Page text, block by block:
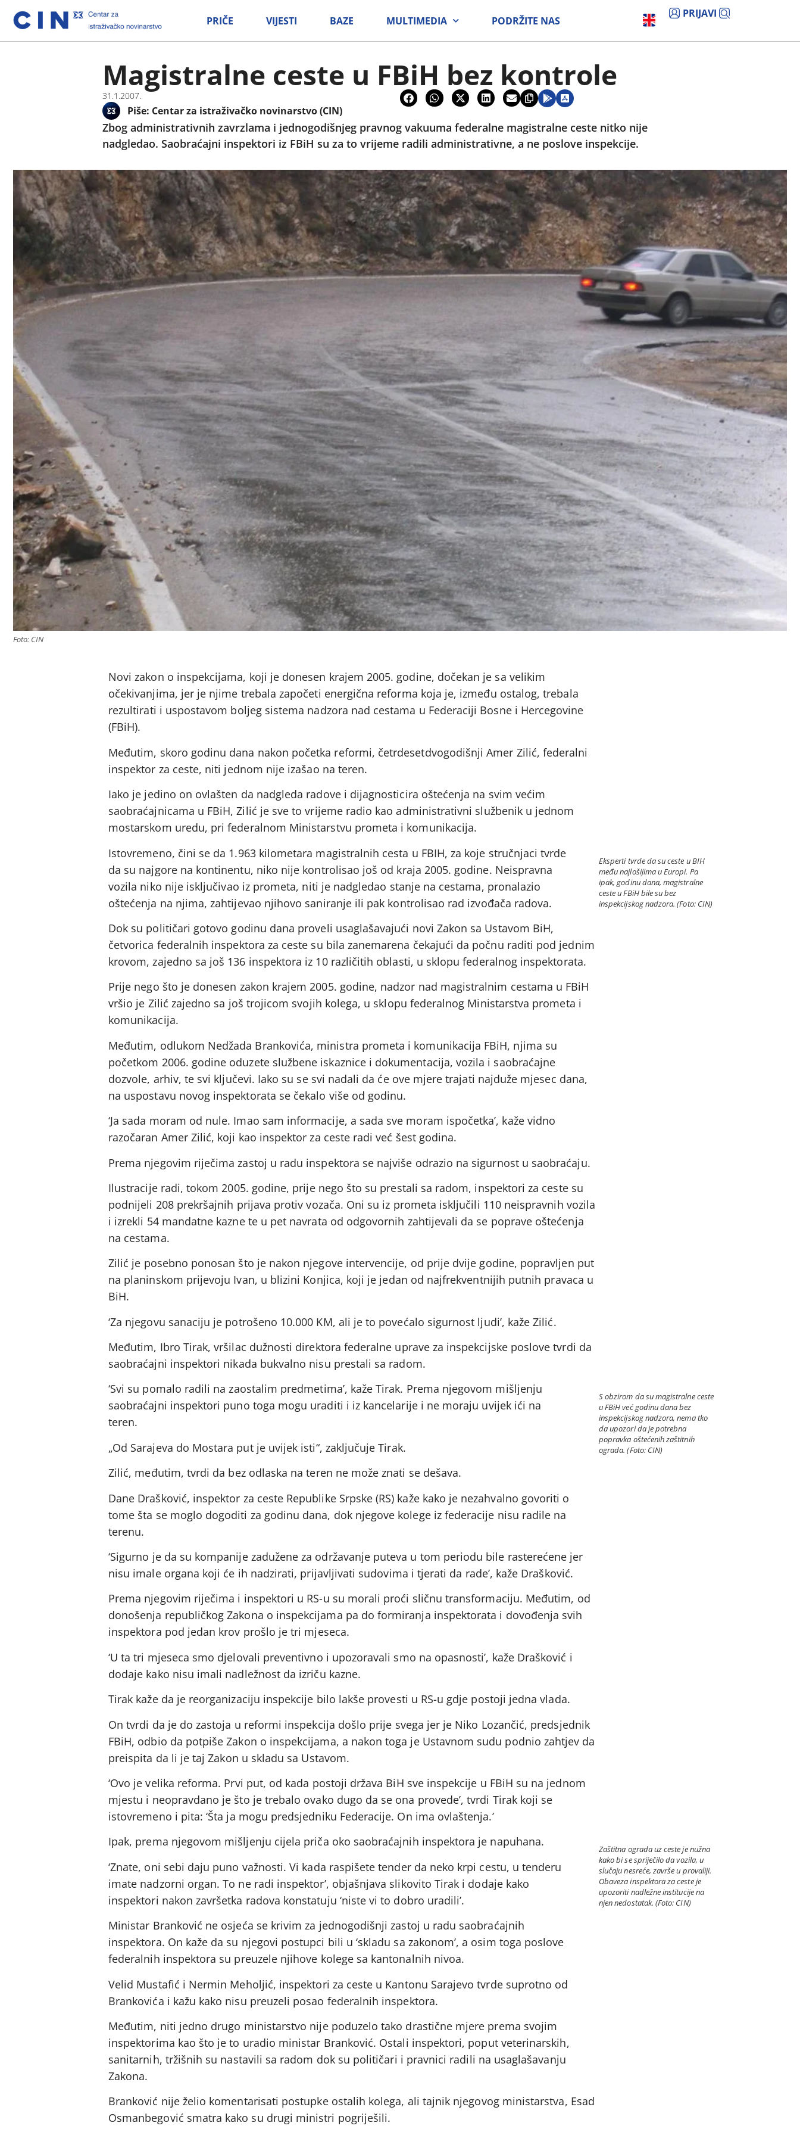
PRIČE VIJESTI BAZE MULTIMEDIA PODRŽITE NAS
PRIJAVI
Magistralne ceste u FBiH bez kontrole
31.1.2007.
Piše: Centar za istraživačko novinarstvo (CIN)
Zbog administrativnih zavrzlama i jednogodišnjeg pravnog vakuuma federalne magistralne ceste nitko nije
nadgledao. Saobraćajni inspektori iz FBiH su za to vrijeme radili administrativne, a ne poslove inspekcije.
Foto: CIN
Novi zakon o inspekcijama, koji je donesen krajem 2005. godine, dočekan je sa velikim
očekivanjima, jer je njime trebala započeti energična reforma koja je, između ostalog, trebala
rezultirati i uspostavom boljeg sistema nadzora nad cestama u Federaciji Bosne i Hercegovine
(FBiH).
Međutim, skoro godinu dana nakon početka reformi, četrdesetdvogodišnji Amer Zilić, federalni
inspektor za ceste, niti jednom nije izašao na teren.
Iako je jedino on ovlašten da nadgleda radove i dijagnosticira oštećenja na svim većim
saobraćajnicama u FBiH, Zilić je sve to vrijeme radio kao administrativni službenik u jednom
mostarskom uredu, pri federalnom Ministarstvu prometa i komunikacija.
Eksperti tvrde da su ceste u BIH
među najlošijima u Europi. Pa
ipak, godinu dana, magistralne
ceste u FBiH bile su bez
inspekcijskog nadzora. (Foto: CIN)
Istovremeno, čini se da 1.963 kilometara magistralnih cesta u FBIH, za koje stručnjaci tvrde
da su najgore na kontinentu, niko nije kontrolisao još od kraja 2005. godine. Neispravna
vozila niko nije isključivao iz prometa, niti je nadgledao stanje na cestama, pronalazio
oštećenja na njima, zahtijevao njihovo saniranje ili pak kontrolisao rad izvođača radova.
Dok su političari gotovo godinu dana proveli usaglašavajući novi Zakon sa Ustavom BiH,
četvorica federalnih inspektora za ceste su bila zanemarena čekajući da počnu raditi pod jednim
krovom, zajedno sa još 136 inspektora iz 10 različitih oblasti, u sklopu federalnog inspektorata.
Prije nego što je donesen zakon krajem 2005. godine, nadzor nad magistralnim cestama u FBiH
vršio je Zilić zajedno sa još trojicom svojih kolega, u sklopu federalnog Ministarstva prometa i
komunikacija.
Međutim, odlukom Nedžada Brankovića, ministra prometa i komunikacija FBiH, njima su
početkom 2006. godine oduzete službene iskaznice i dokumentacija, vozila i saobraćajne
dozvole, arhiv, te svi ključevi. Iako su se svi nadali da će ove mjere trajati najduže mjesec dana,
na uspostavu novog inspektorata se čekalo više od godinu.
‘Ja sada moram od nule. Imao sam informacije, a sada sve moram ispočetka’, kaže vidno
razočaran Amer Zilić, koji kao inspektor za ceste radi već šest godina.
Prema njegovim riječima zastoj u radu inspektora se najviše odrazio na sigurnost u saobraćaju.
Ilustracije radi, tokom 2005. godine, prije nego što su prestali sa radom, inspektori za ceste su
podnijeli 208 prekršajnih prijava protiv vozača. Oni su iz prometa isključili 110 neispravnih vozila
i izrekli 54 mandatne kazne te u pet navrata od odgovornih zahtijevali da se poprave oštećenja
na cestama.
Zilić je posebno ponosan što je nakon njegove intervencije, od prije dvije godine, popravljen put
na planinskom prijevoju Ivan, u blizini Konjica, koji je jedan od najfrekventnijih putnih pravaca u
BiH.
‘Za njegovu sanaciju je potrošeno 10.000 KM, ali je to povećalo sigurnost ljudi’, kaže Zilić.
Međutim, Ibro Tirak, vršilac dužnosti direktora federalne uprave za inspekcijske poslove tvrdi da
saobraćajni inspektori nikada bukvalno nisu prestali sa radom.
S obzirom da su magistralne ceste
u FBiH već godinu dana bez
inspekcijskog nadzora, nema tko
da upozori da je potrebna
popravka oštećenih zaštitnih
ograda. (Foto: CIN)
‘Svi su pomalo radili na zaostalim predmetima’, kaže Tirak. Prema njegovom mišljenju
saobraćajni inspektori puno toga mogu uraditi i iz kancelarije i ne moraju uvijek ići na
teren.
„Od Sarajeva do Mostara put je uvijek isti“, zaključuje Tirak.
Zilić, međutim, tvrdi da bez odlaska na teren ne može znati se dešava.
Dane Drašković, inspektor za ceste Republike Srpske (RS) kaže kako je nezahvalno govoriti o
tome šta se moglo dogoditi za godinu dana, dok njegove kolege iz federacije nisu radile na
terenu.
‘Sigurno je da su kompanije zadužene za održavanje puteva u tom periodu bile rasterećene jer
nisu imale organa koji će ih nadzirati, prijavljivati sudovima i tjerati da rade’, kaže Drašković.
Prema njegovim riječima i inspektori u RS-u su morali proći sličnu transformaciju. Međutim, od
donošenja republičkog Zakona o inspekcijama pa do formiranja inspektorata i dovođenja svih
inspektora pod jedan krov prošlo je tri mjeseca.
‘U ta tri mjeseca smo djelovali preventivno i upozoravali smo na opasnosti’, kaže Drašković i
dodaje kako nisu imali nadležnost da izriču kazne.
Tirak kaže da je reorganizaciju inspekcije bilo lakše provesti u RS-u gdje postoji jedna vlada.
On tvrdi da je do zastoja u reformi inspekcija došlo prije svega jer je Niko Lozančić, predsjednik
FBiH, odbio da potpiše Zakon o inspekcijama, a nakon toga je Ustavnom sudu podnio zahtjev da
preispita da li je taj Zakon u skladu sa Ustavom.
‘Ovo je velika reforma. Prvi put, od kada postoji država BiH sve inspekcije u FBiH su na jednom
mjestu i neopravdano je što je trebalo ovako dugo da se ona provede’, tvrdi Tirak koji se
istovremeno i pita: ‘Šta ja mogu predsjedniku Federacije. On ima ovlaštenja.’
Zaštitna ograda uz ceste je nužna
kako bi se spriječilo da vozila, u
slučaju nesreće, završe u provaliji.
Obaveza inspektora za ceste je
upozoriti nadležne institucije na
njen nedostatak. (Foto: CIN)
Ipak, prema njegovom mišljenju cijela priča oko saobraćajnih inspektora je napuhana.
‘Znate, oni sebi daju puno važnosti. Vi kada raspišete tender da neko krpi cestu, u tenderu
imate nadzorni organ. To ne radi inspektor’, objašnjava slikovito Tirak i dodaje kako
inspektori nakon završetka radova konstatuju ‘niste vi to dobro uradili’.
Ministar Branković ne osjeća se krivim za jednogodišnji zastoj u radu saobraćajnih
inspektora. On kaže da su njegovi postupci bili u ‘skladu sa zakonom’, a osim toga poslove
federalnih inspektora su preuzele njihove kolege sa kantonalnih nivoa.
Velid Mustafić i Nermin Meholjić, inspektori za ceste u Kantonu Sarajevo tvrde suprotno od
Brankovića i kažu kako nisu preuzeli posao federalnih inspektora.
Međutim, niti jedno drugo ministarstvo nije poduzelo tako drastične mjere prema svojim
inspektorima kao što je to uradio ministar Branković. Ostali inspektori, poput veterinarskih,
sanitarnih, tržišnih su nastavili sa radom dok su političari i pravnici radili na usaglašavanju
Zakona.
Branković nije želio komentarisati postupke ostalih kolega, ali tajnik njegovog ministarstva, Esad
Osmanbegović smatra kako su drugi ministri pogriješili.